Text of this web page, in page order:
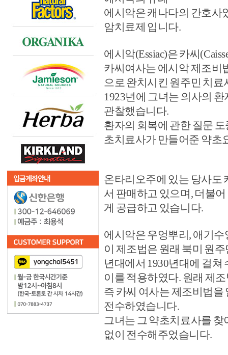
에시악은 캐나다의 간호사
암치료제 입니다.
에시악(Essiac)은 카씨
카씨여사는 에시악 제조비
으로 완치시킨 원주민 치
1923년에 그녀는 의사의
관찰했습니다.
환자의 회복에 관한 질문
초치료사가 만들어준 약초
온타리오주에 있는 당사도
서 판매하고 있으며, 더불
게 공급하고 있습니다.
에시악은 우엉뿌리, 애기
이 제조법은 원래 북미 원
년대에서 1930년대에 걸쳐
이를 적용하였다. 원래 제
즉 카씨 여사는 제조비법
전수하였습니다. ​
그녀는 그 약초치료사를
없이 전수해주었습니다.